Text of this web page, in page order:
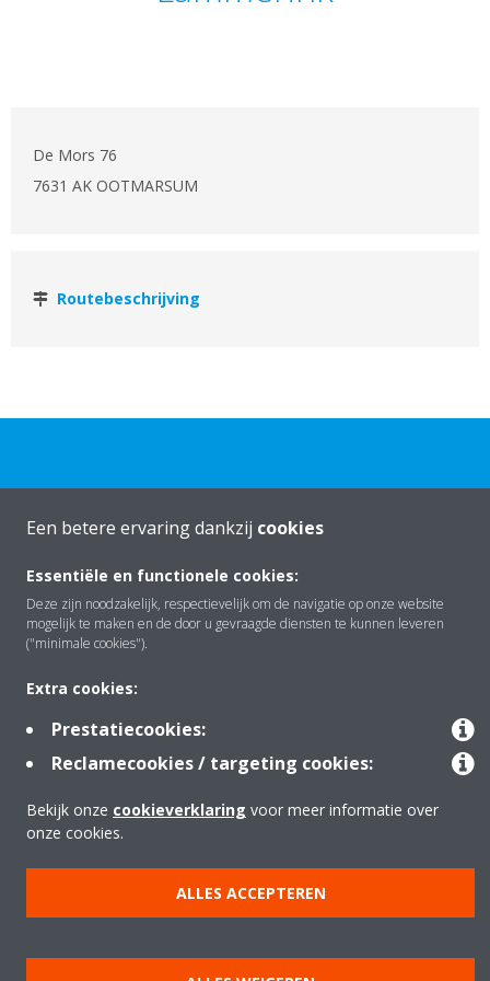
De Mors 76
7631 AK OOTMARSUM
Routebeschrijving
Oplossingen
Producten
Juridische mededeling
Cookieverklaring
Een betere ervaring dankzij cookies
Essentiële en functionele cookies:
Deze zijn noodzakelijk, respectievelijk om de navigatie op onze website
mogelijk te maken en de door u gevraagde diensten te kunnen leveren
("minimale cookies").
Extra cookies:
Prestatiecookies:
Reclamecookies / targeting cookies:
Bekijk onze cookieverklaring voor meer informatie over
onze cookies.
ALLES ACCEPTEREN